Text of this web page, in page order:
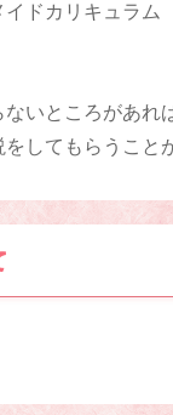
ドカリキュラム
いところがあれ
してもらうこと